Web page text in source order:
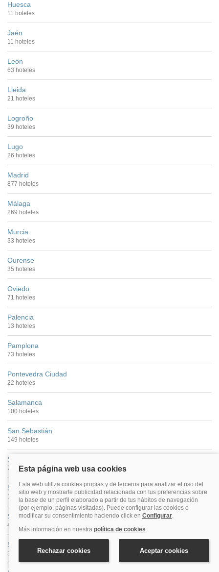
Huesca
11 hoteles
Jaén
11 hoteles
León
63 hoteles
Lleida
21 hoteles
Logroño
39 hoteles
Lugo
26 hoteles
Madrid
877 hoteles
Málaga
269 hoteles
Murcia
33 hoteles
Ourense
35 hoteles
Oviedo
71 hoteles
Palencia
13 hoteles
Pamplona
73 hoteles
Pontevedra Ciudad
22 hoteles
Salamanca
100 hoteles
San Sebastián
149 hoteles
Santander
74 hoteles
Santiago De Compostela
176 hoteles
Segovia
40 hoteles
Sevilla
390 hoteles